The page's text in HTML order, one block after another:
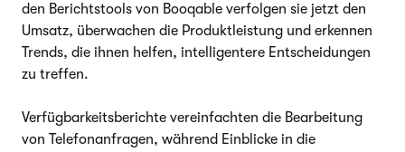
den Berichtstools von Booqable verfolgen sie jetzt den
Umsatz, überwachen die Produktleistung und erkennen
Trends, die ihnen helfen, intelligentere Entscheidungen
zu treffen.
Verfügbarkeitsberichte vereinfachten die Bearbeitung
von Telefonanfragen, während Einblicke in die